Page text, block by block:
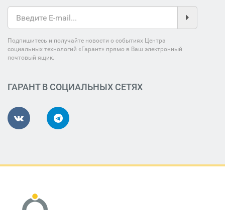
Подпишитесь и получайте новости о событиях Центра
социальных технологий «Гарант» прямо в Ваш электронный
почтовый ящик.
ГАРАНТ В СОЦИАЛЬНЫХ СЕТЯХ